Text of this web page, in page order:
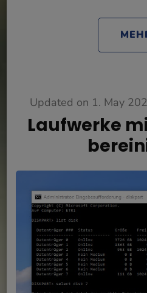
Updated on 1. May
Laufwerke